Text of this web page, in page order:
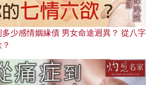
少感情姻緣債 男女命途迥異？ 從八字